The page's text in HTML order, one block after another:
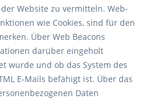
Website zu vermitteln. Web-
wie Cookies, sind für den
Über Web Beacons
darüber eingeholt
wurde und ob das System des
E-Mails befähigt ist. Über das
Daten